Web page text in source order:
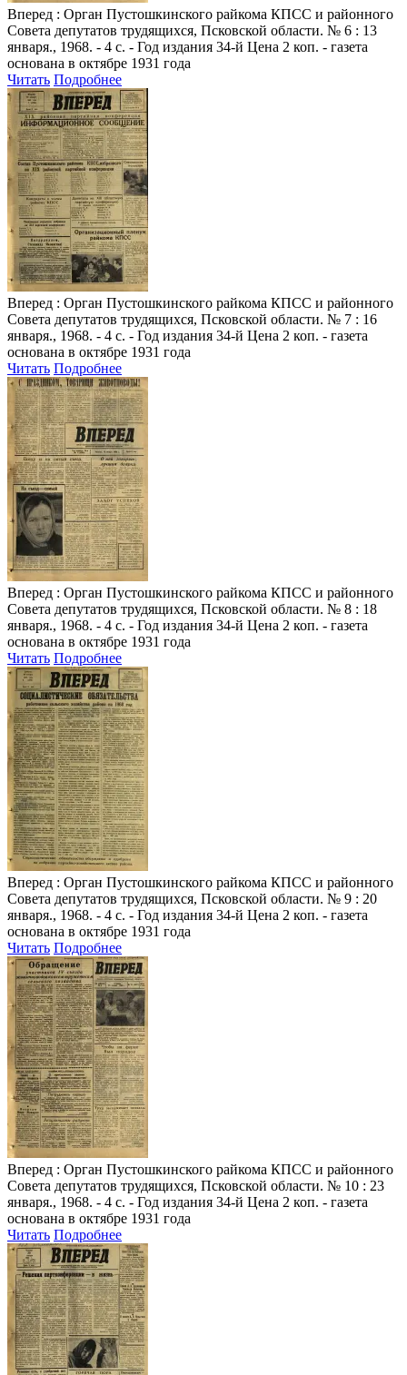
Вперед : Орган Пустошкинского райкома КПСС и районного
Совета депутатов трудящихся, Псковской области. № 6 : 13
января., 1968. - 4 с. - Год издания 34-й Цена 2 коп. - газета
основана в октябре 1931 года
Читать Подробнее
Вперед : Орган Пустошкинского райкома КПСС и районного
Совета депутатов трудящихся, Псковской области. № 7 : 16
января., 1968. - 4 с. - Год издания 34-й Цена 2 коп. - газета
основана в октябре 1931 года
Читать Подробнее
Вперед : Орган Пустошкинского райкома КПСС и районного
Совета депутатов трудящихся, Псковской области. № 8 : 18
января., 1968. - 4 с. - Год издания 34-й Цена 2 коп. - газета
основана в октябре 1931 года
Читать Подробнее
Вперед : Орган Пустошкинского райкома КПСС и районного
Совета депутатов трудящихся, Псковской области. № 9 : 20
января., 1968. - 4 с. - Год издания 34-й Цена 2 коп. - газета
основана в октябре 1931 года
Читать Подробнее
Вперед : Орган Пустошкинского райкома КПСС и районного
Совета депутатов трудящихся, Псковской области. № 10 : 23
января., 1968. - 4 с. - Год издания 34-й Цена 2 коп. - газета
основана в октябре 1931 года
Читать Подробнее